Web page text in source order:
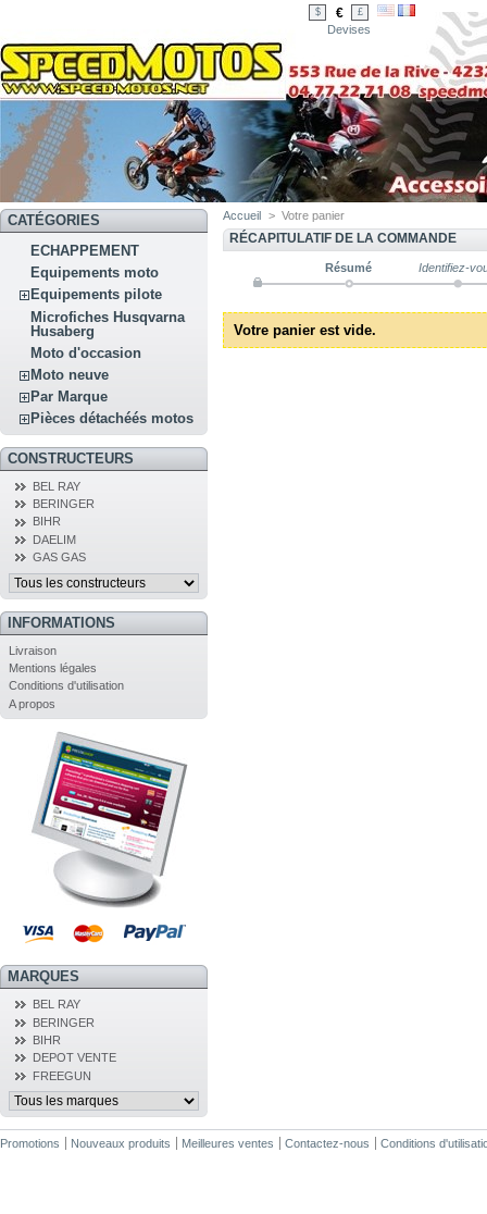
$ € £
Devises
CATÉGORIES
ECHAPPEMENT
Equipements moto
Equipements pilote
Microfiches Husqvarna
Husaberg
Moto d'occasion
Moto neuve
Par Marque
Pièces détachéés motos
CONSTRUCTEURS
BEL RAY
BERINGER
BIHR
DAELIM
GAS GAS
INFORMATIONS
Livraison
Mentions légales
Conditions d'utilisation
A propos
MARQUES
BEL RAY
BERINGER
BIHR
DEPOT VENTE
FREEGUN
Accueil > Votre panier
RÉCAPITULATIF DE LA COMMANDE
Résumé Identifiez-
Votre panier est vide.
Promotions Nouveaux produits Meilleures ventes Contactez-nous Conditions